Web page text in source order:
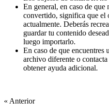
En general, en caso de que
convertido, significa que el
actualmente. Deberás
guardar tu contenido
luego importarlo.
En caso de que encuentres
archivo diferente o
obtener ayuda adicional.
« Anterior